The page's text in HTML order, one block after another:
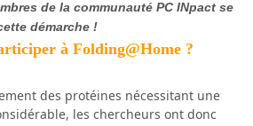
de la communauté PC INpact se
démarche !
à Folding@Home ?
des protéines nécessitant une
les chercheurs ont donc